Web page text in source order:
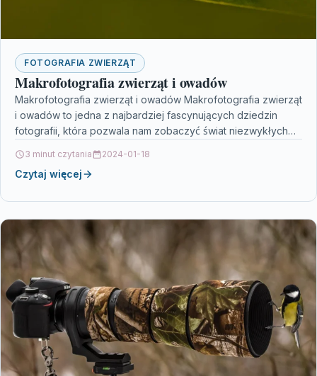
FOTOGRAFIA ZWIERZĄT
Makrofotografia zwierząt i owadów
Makrofotografia zwierząt i owadów Makrofotografia zwierząt
i owadów to jedna z najbardziej fascynujących dziedzin
fotografii, która pozwala nam zobaczyć świat niezwykłych
3 minut czytania 2024-01-18
Czytaj więcej